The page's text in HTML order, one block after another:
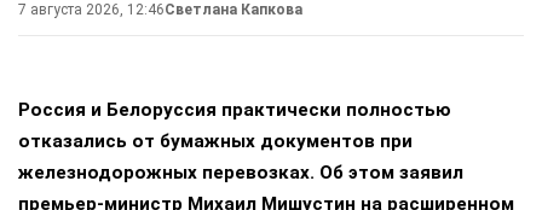
7 августа 2026, 12:46Светлана Капкова